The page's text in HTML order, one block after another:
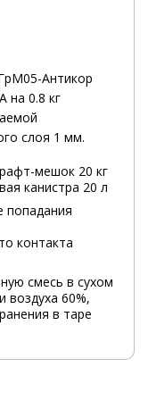
Антикор
на 0.8 кг
слоя 1 мм.
мешок 20 кг
канистра 20 л
попадания
контакта
смесь в сухом
воздуха 60%,
в таре